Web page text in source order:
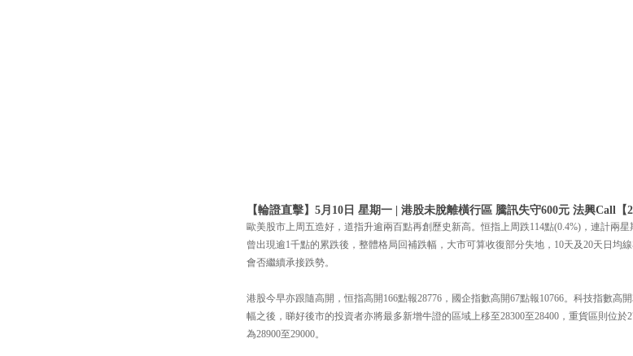
【輪證直擊】5月10日 星期一 | 港股未脫離橫行區 騰訊失守600元 法興Call【
歐美股市上周五造好，道指升逾兩百點再創歷史新高。恒指上周跌114點(0.4%)，連計兩
曾出現逾1千點的累跌後，整體格局回補跌幅，大市可算收復部分失地，10天及20天日均
會否繼續承接跌勢。
港股今早亦跟隨高開，恒指高開166點報28776，國企指數高開67點報10766。科技指數高
幅之後，睇好後市的投資者亦將最多新增牛證的區域上移至28300至28400，重貨區則位於
為28900至29000。